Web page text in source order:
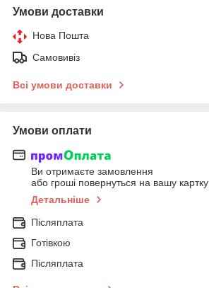
Умови доставки
Нова Пошта
Самовивіз
Всі умови доставки
Умови оплати
Ви отримаєте замовлення
або гроші повернуться на вашу картку
Детальніше
Післяплата
Готівкою
Післяплата